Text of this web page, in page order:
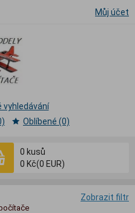
Můj účet
0 kusů
0 Kč(0 EUR)
vyhledávání
Oblíbené (0)
Zobrazit filtr